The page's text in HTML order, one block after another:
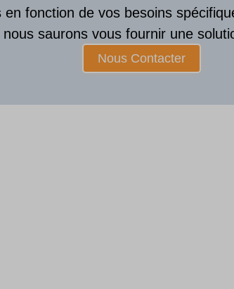
fonction de vos besoins
nous saurons vous fournir une
Nous Contacter